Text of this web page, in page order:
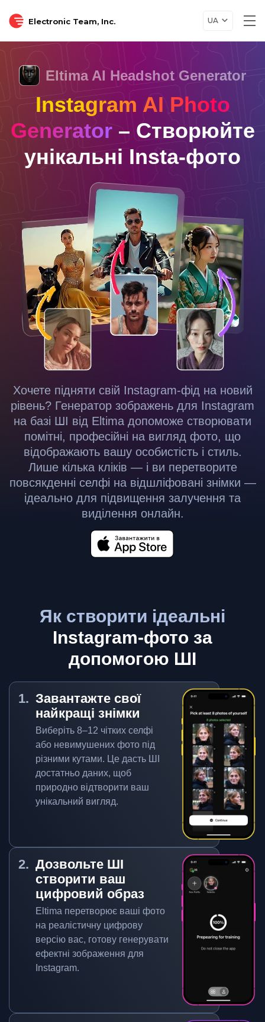
Electronic Team, Inc. UA
Eltima AI Headshot Generator
Instagram AI Photo
Generator– Створюйте
унікальні Insta-фото
Хочете підняти свій Instagram-фід на новий
рівень? Генератор зображень для Instagram
на базі ШІ від Eltima допоможе створювати
помітні, професійні на вигляд фото, що
відображають вашу особистість і стиль.
Лише кілька кліків — і ви перетворите
повсякденні селфі на відшліфовані знімки —
ідеально для підвищення залучення та
виділення онлайн.
Як створити ідеальні
Instagram-фото за
допомогою ШІ
Завантажте свої
найкращі знімки
Виберіть 8–12 чітких селфі
або невимушених фото під
різними кутами. Це дасть ШІ
достатньо даних, щоб
природно відтворити ваш
унікальний вигляд.
Дозвольте ШІ
створити ваш
цифровий образ
Eltima перетворює ваші фото
на реалістичну цифрову
версію вас, готову генерувати
ефектні зображення для
Instagram.